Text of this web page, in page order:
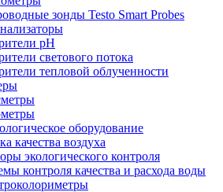
зонды Testo Smart Probes
pH
светового потока
тепловой облученности
оборудование
качества воздуха
экологического контроля
контроля качества и расхода воды